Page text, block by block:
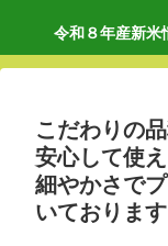
令和８年産新米
こだわりの
安心して使
細やかさで
いております